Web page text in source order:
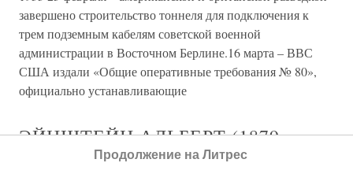
завершено строительство тоннеля для подключения к
трем подземным кабелям советской военной
администрации в Восточном Берлине.16 марта – ВВС
США издали «Общие оперативные требования № 80»,
официально устанавливающие
ЭЙНШТЕЙН АЛЬБЕРТ (1879 г. –
Продолжение на Литрес